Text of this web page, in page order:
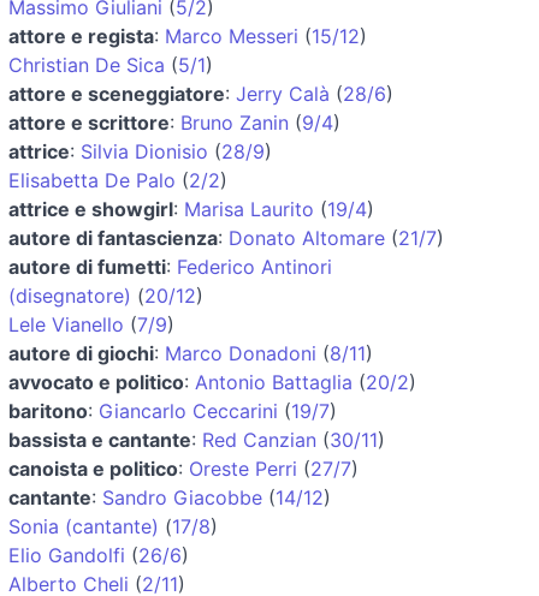
Massimo Giuliani (5/2)
attore e regista: Marco Messeri (15/12)
Christian De Sica (5/1)
attore e sceneggiatore: Jerry Calà (28/6)
attore e scrittore: Bruno Zanin (9/4)
attrice: Silvia Dionisio (28/9)
Elisabetta De Palo (2/2)
attrice e showgirl: Marisa Laurito (19/4)
autore di fantascienza: Donato Altomare (21/7)
autore di fumetti: Federico Antinori
(disegnatore) (20/12)
Lele Vianello (7/9)
autore di giochi: Marco Donadoni (8/11)
avvocato e politico: Antonio Battaglia (20/2)
baritono: Giancarlo Ceccarini (19/7)
bassista e cantante: Red Canzian (30/11)
canoista e politico: Oreste Perri (27/7)
cantante: Sandro Giacobbe (14/12)
Sonia (cantante) (17/8)
Elio Gandolfi (26/6)
Alberto Cheli (2/11)